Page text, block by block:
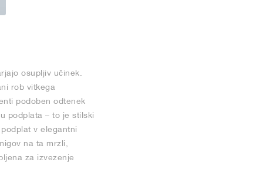
osupljiv učinek.
rob vitkega
podoben odtenek
podplata – to je stilski
v elegantni
na ta mrzli,
za izvezenje